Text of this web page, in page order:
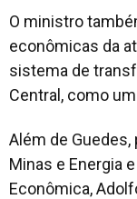
O ministro
econômicas da
sistema de
Central, como
Além de
Minas e Energia
Econômica,